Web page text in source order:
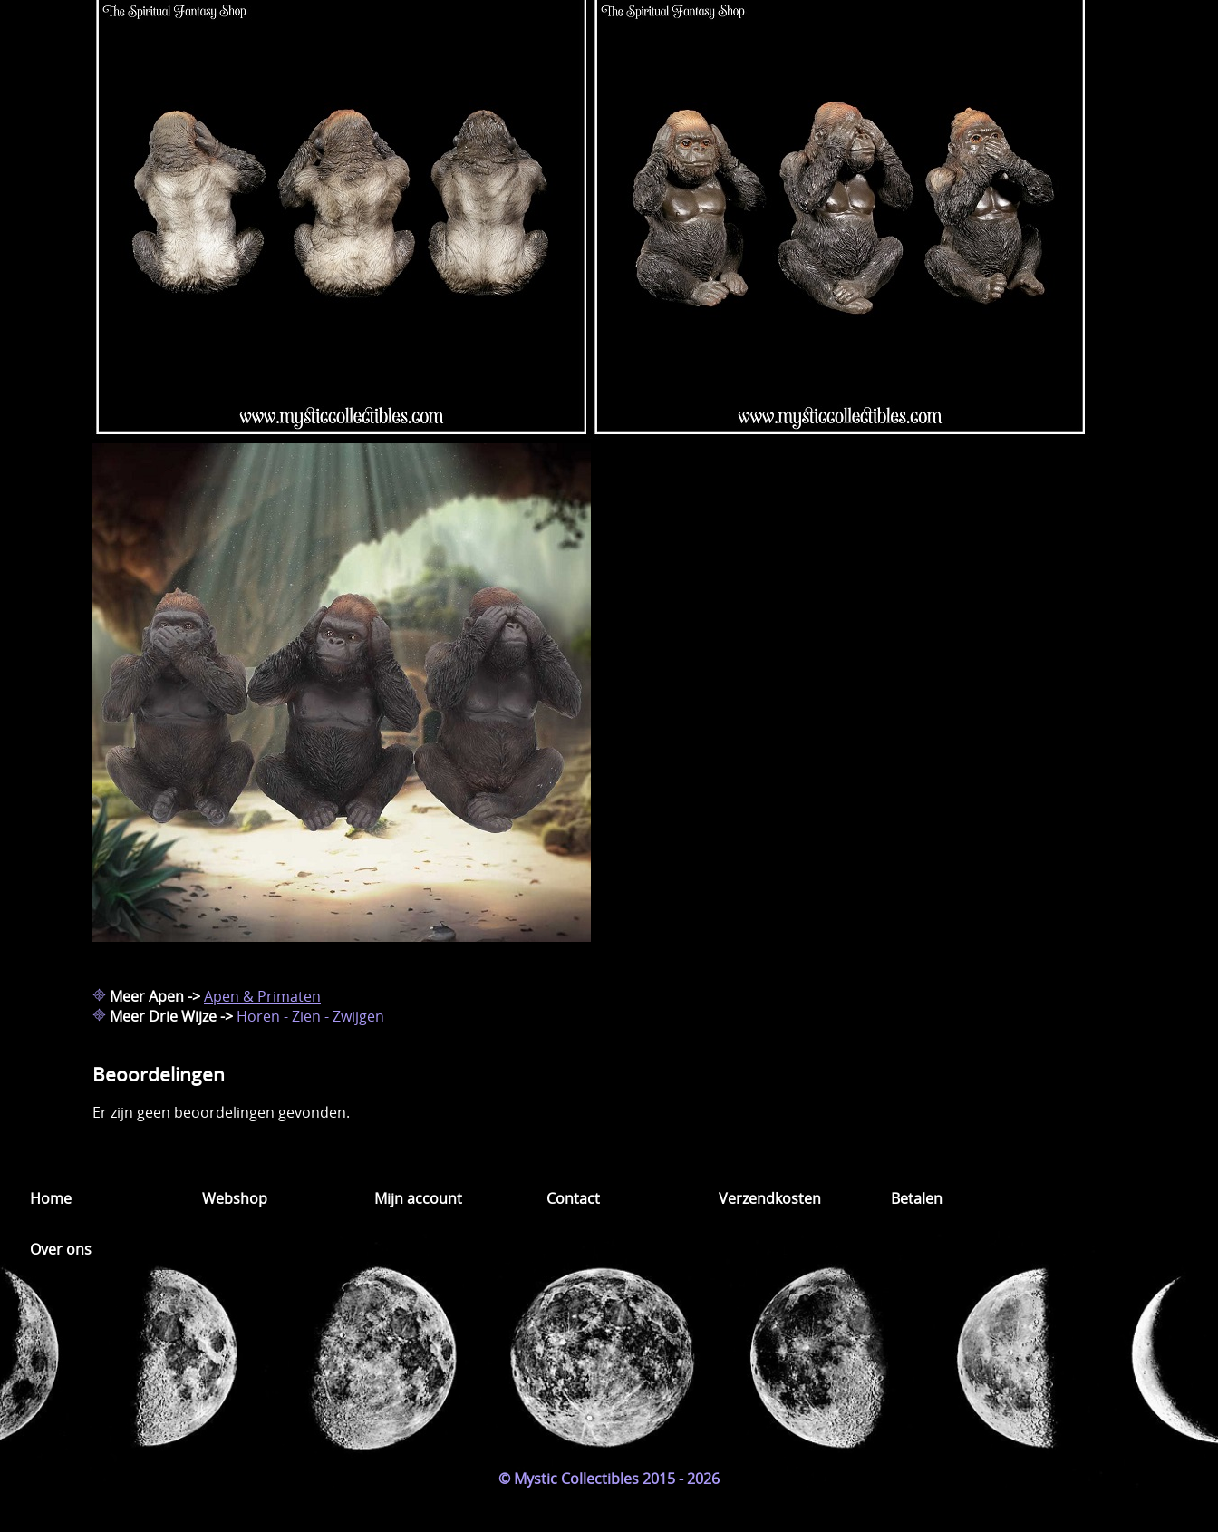
Meer Apen ->Apen & Primaten
Meer Drie Wijze -> Horen - Zien - Zwijgen
Beoordelingen
Er zijn geen beoordelingen gevonden.
Home Webshop Mijn account Contact Verzendkosten Betalen
Over ons
© Mystic Collectibles 2015 - 2026